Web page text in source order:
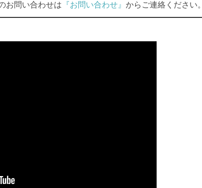
お問い合わせは 『お問い合わせ』 からご連絡ください。